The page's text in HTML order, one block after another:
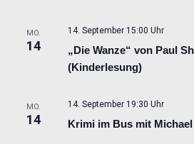
MO.
14
„Die Wanze“ von Paul
(Kinderlesung)
14. September 15:00 Uhr
MO.
14 Krimi im Bus mit
14. September 19:30 Uhr